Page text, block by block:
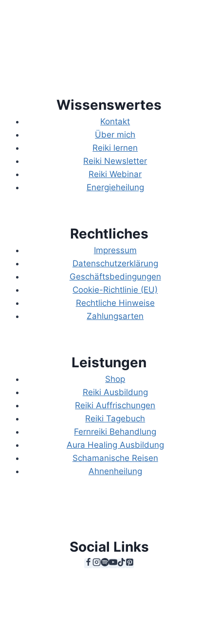
Wissenswertes
Kontakt
Über mich
Reiki lernen
Reiki Newsletter
Reiki Webinar
Energieheilung
Rechtliches
Impressum
Datenschutzerklärung
Geschäftsbedingungen
Cookie-Richtlinie (EU)
Rechtliche Hinweise
Zahlungsarten
Leistungen
Shop
Reiki Ausbildung
Reiki Auffrischungen
Reiki Tagebuch
Fernreiki Behandlung
Aura Healing Ausbildung
Schamanische Reisen
Ahnenheilung
Social Links